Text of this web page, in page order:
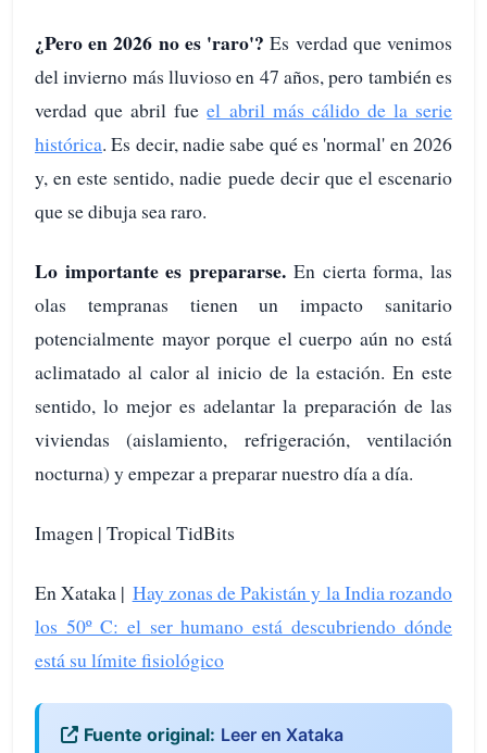
¿Pero en 2026 no es 'raro'? Es verdad que venimos
del invierno más lluvioso en 47 años, pero también es
verdad que abril fueel abril más cálido de la serie
histórica. Es decir, nadie sabe qué es 'normal' en 2026
y, en este sentido, nadie puede decir que el escenario
que se dibuja sea raro.
Lo importante es prepararse. En cierta forma, las
olas tempranas tienen un impacto sanitario
potencialmente mayor porque el cuerpo aún no está
aclimatado al calor al inicio de la estación. En este
sentido, lo mejor es adelantar la preparación de las
viviendas (aislamiento, refrigeración, ventilación
nocturna) y empezar a preparar nuestro día a día.
Imagen | Tropical TidBits
En Xataka | Hay zonas de Pakistán y la India rozando
los 50º C: el ser humano está descubriendo dónde
está su límite fisiológico
Fuente original: Leer en Xataka